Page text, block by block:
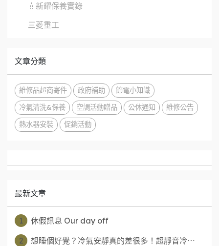
💧新耀保養實錄
三菱重工
文章分類
維修品超商寄件 政府補助
節電小知識
冷氣清洗&保養
空調活動贈品 公休通知
維修公告
熱水器安裝
促銷活動
最新文章
1 休假訊息 Our day off
2 想睡個好覺？冷氣安靜真的差很多！超靜音冷⋯